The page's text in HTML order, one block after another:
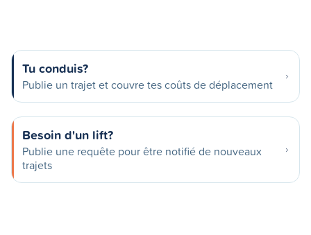
Tu conduis?
Publie un trajet et couvre tes coûts de déplacement
Besoin d'un lift?
Publie une requête pour être notifié de nouveaux
trajets